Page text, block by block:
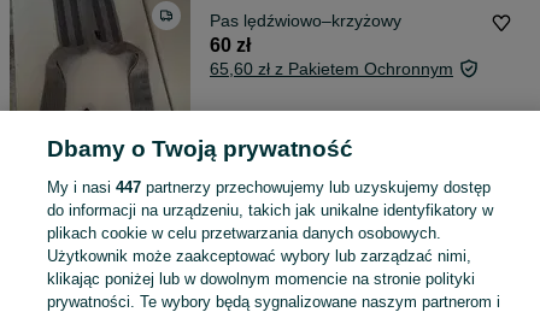
Pas lędźwiowo–krzyżowy
60 zł
65,60 zł z Pakietem Ochronnym
08 lipca 2026
Leżaczek bujaczek Nuna Leaf stan
bdb
300 zł
314 zł z Pakietem Ochronnym
Dbamy o Twoją prywatność
My i nasi 447partnerzy przechowujemy lub uzyskujemy dostęp
do informacji na urządzeniu, takich jak unikalne identyfikatory w
plikach cookie w celu przetwarzania danych osobowych.
Użytkownik może zaakceptować wybory lub zarządzać nimi,
klikając poniżej lub w dowolnym momencie na stronie polityki
prywatności. Te wybory będą sygnalizowane naszym partnerom i